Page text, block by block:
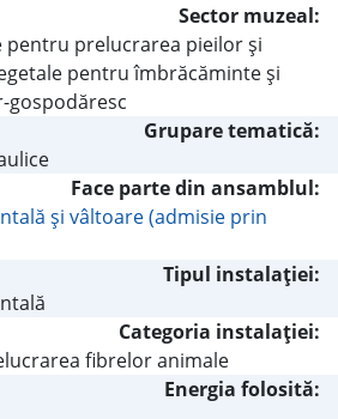
Sector muzeal:
pentru prelucrarea pieilor şi
pentru îmbrăcăminte şi
gospodăresc
Grupare tematică:
Face parte din ansamblul:
şi vâltoare (admisie prin
Tipul instalaţiei:
Categoria instalaţiei:
fibrelor animale
Energia folosită: